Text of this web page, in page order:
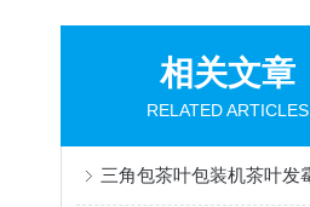
相关文章
RELATED ARTICLES